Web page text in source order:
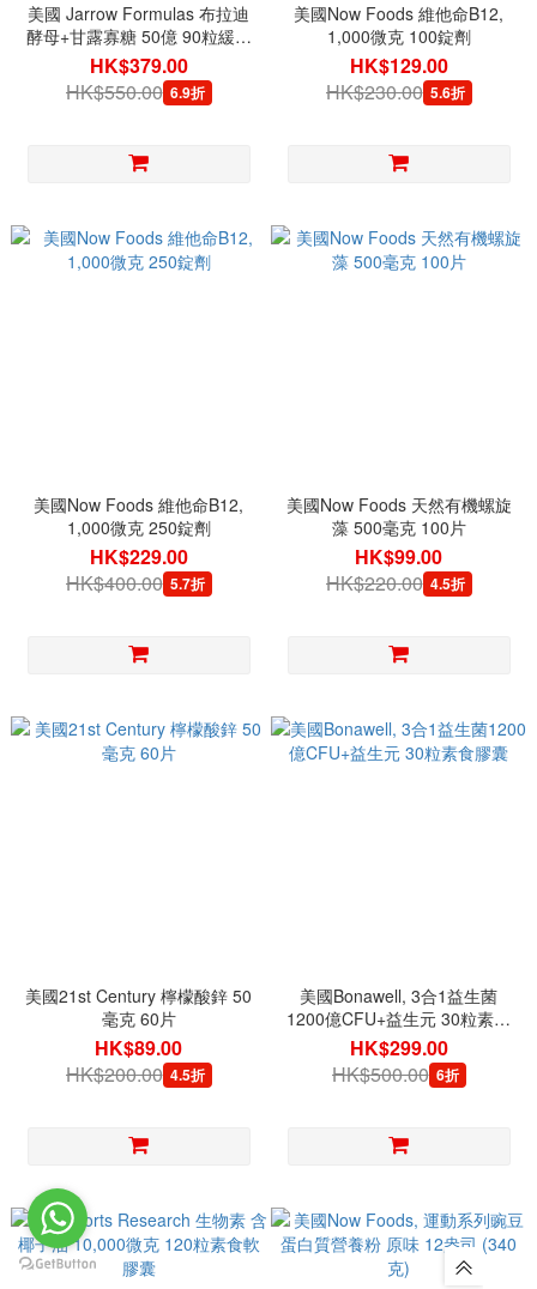
美國 Jarrow Formulas 布拉迪
酵母+甘露寡糖 50億 90粒緩釋
素食膠囊
HK$379.00
HK$550.00 6.9折
美國Now Foods 維他命B12,
1,000微克 100錠劑
HK$129.00
HK$230.00 5.6折
美國Now Foods 維他命B12,
1,000微克 250錠劑
HK$229.00
HK$400.00 5.7折
美國Now Foods 天然有機螺旋
藻 500毫克 100片
HK$99.00
HK$220.00 4.5折
美國21st Century 檸檬酸鋅 50
毫克 60片
HK$89.00
HK$200.00 4.5折
美國Bonawell, 3合1益生菌
1200億CFU+益生元 30粒素食
膠囊
HK$299.00
HK$500.00 6折